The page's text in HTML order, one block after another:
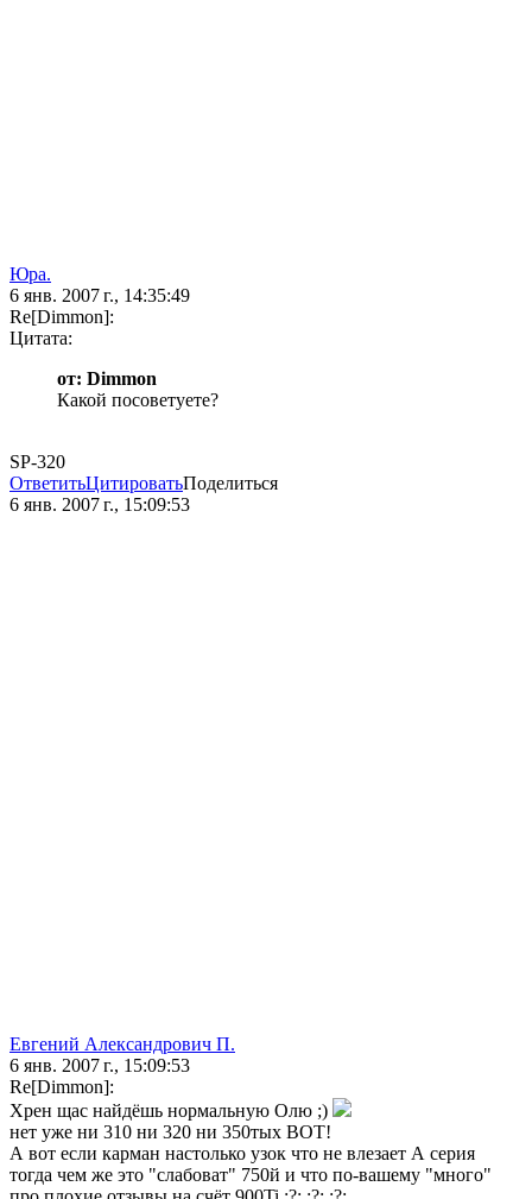
Юра.
6 янв. 2007 г., 14:35:49
Re[Dimmon]:
Цитата:
от: Dimmon
Какой посоветуете?
SP-320
ОтветитьЦитироватьПоделиться
6 янв. 2007 г., 15:09:53
Евгений Александрович П.
6 янв. 2007 г., 15:09:53
Re[Dimmon]:
Хрен щас найдёшь нормальную Олю ;)
нет уже ни 310 ни 320 ни 350тых ВОТ!
А вот если карман настолько узок что не влезает А серия
тогда чем же это "слабоват" 750й и что по-вашему "много"